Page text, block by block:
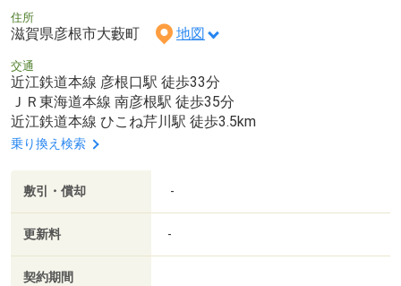
住所
滋賀県彦根市大藪町 地図
交通
近江鉄道本線 彦根口駅 徒歩33分
ＪＲ東海道本線 南彦根駅 徒歩35分
近江鉄道本線 ひこね芹川駅 徒歩3.5km
乗り換え検索
敷引・償却 -
更新料 -
契約期間